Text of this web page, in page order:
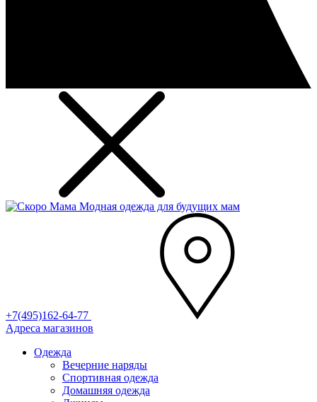
Модная одежда для будущих мам
+7(495)162-64-77
Адреса магазинов
Одежда
Вечерние наряды
Спортивная одежда
Домашняя одежда